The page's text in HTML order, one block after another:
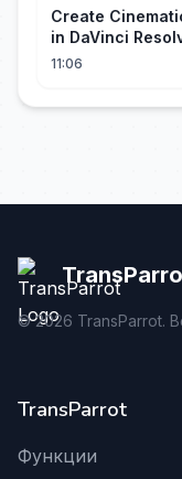
Create
in DaVinci
11:06
©2026 TransParrot.
TransParrot
Функции